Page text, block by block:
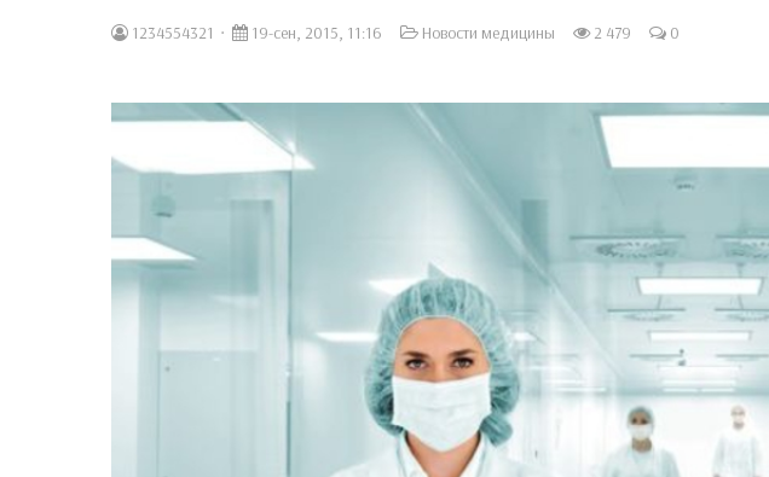
1234554321 19-сен, 2015, 11:16 Новости медицины 2 479 0